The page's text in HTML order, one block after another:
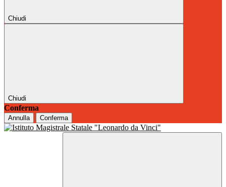
Chiudi
Chiudi
Conferma
Annulla Conferma